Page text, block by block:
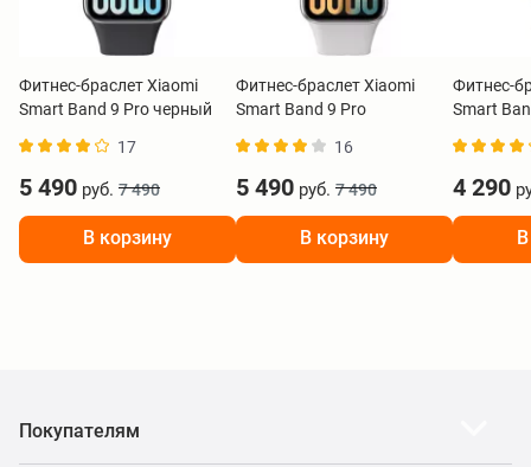
Фитнес-браслет Xiaomi
Smart Band 9 Pro черный
17
5 490 руб. 7 490
В корзину
Фитнес-браслет Xiaomi
Smart Band 9 Pro
16
5 490 руб. 7 490
В корзину
Фитнес-
Smart
4 290
Покупателям